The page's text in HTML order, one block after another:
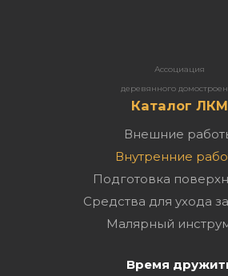
Ассоциация
деревянного
Каталог ЛКМ
Внешние
Внутренние
Подготовка
Средства для ухода
Малярный
Время